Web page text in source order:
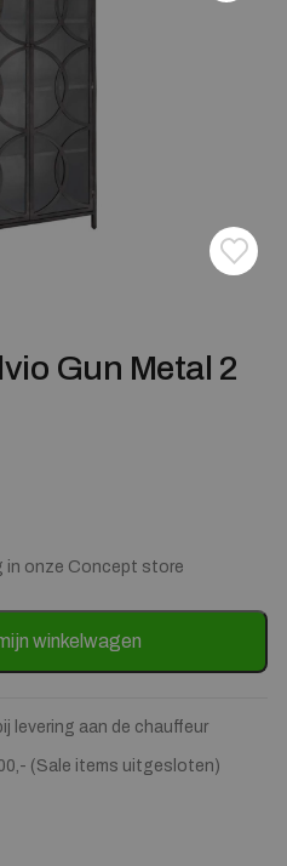
Gun Metal 2
in onze Concept store
2 deuren aantal
winkelwagen
levering aan de chauffeur
(Sale items uitgesloten)